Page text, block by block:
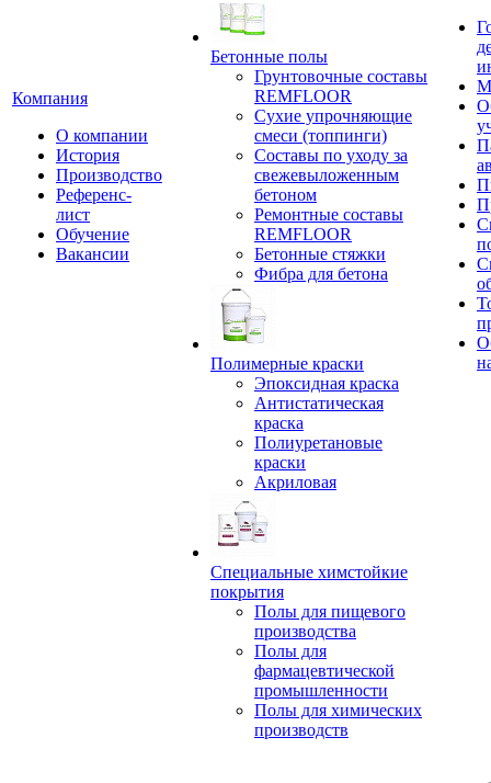
Компания
О компании
История
Производство
Референс-
лист
Обучение
Вакансии
Бетонные полы
Грунтовочные составы
REMFLOOR
Сухие упрочняющие
смеси (топпинги)
Составы по уходу за
свежевыложенным
бетоном
Ремонтные составы
REMFLOOR
Бетонные стяжки
Фибра для бетона
Полимерные краски
Эпоксидная краска
Антистатическая
краска
Полиуретановые
краски
Акриловая
Специальные химстойкие
покрытия
Полы для пищевого
производства
Полы для
фармацевтической
промышленности
Полы для химических
производств